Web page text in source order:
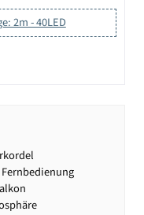
2m - 40LED